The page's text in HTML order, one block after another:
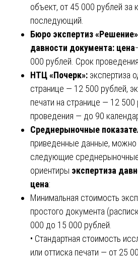
объект, от 45 000 рублей за
последующий.
Бюро экспертиз
давности документа: цена
000 рублей. Срок
НТЦ «Почерк»: экспертиза
странице — 12 500 рублей,
печати на странице — 12
проведения — до 90
Среднерыночные
приведенные данные, можно
следующие
ориентиры экспертиза
цена:
Минимальная стоимость
простого документа
000 до 15 000 рублей.
• Стандартная стоимость
или оттиска печати — от 25